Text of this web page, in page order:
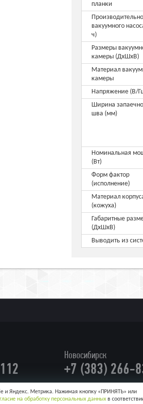
планки
вакуумного
ч)
Размеры
камеры (ДхШхВ)
Материал
камеры
Напряжение (В/
Ширина
шва (мм)
Номинальная
(Вт)
Форм фактор
(исполнение)
Материал
(кожуха)
Габаритные
(ДхШхВ)
Выводить из
Новосибирск
+7 (383) 266-
КАРТА САЙТА ОБРАТНАЯ СВЯЗЬ
и Яндекс. Метрика. Нажимая кнопку «ПРИНЯТЬ» или
на обработку персональных данных в